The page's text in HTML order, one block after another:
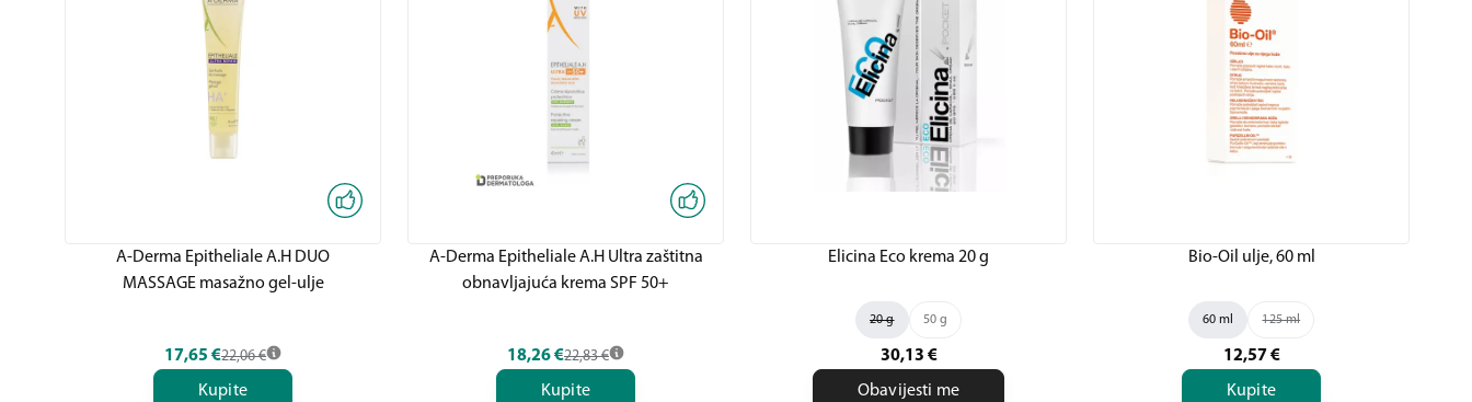
A-Derma Epitheliale A.H DUO
MASSAGE masažno gel-ulje
17,65 €22,06 €
Kupite
A-Derma Epitheliale A.H Ultra zaštitna
obnavljajuća krema SPF 50+
18,26€22,83 €
Kupite
Elicina Eco krema 20 g
20 g 50 g
30,13 €
Obavijesti me
Bio-Oil ulje, 60 ml
60 ml 125 ml
12,57 €
Kupite